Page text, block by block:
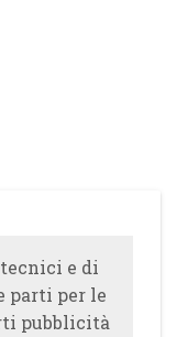
e di
parti per le
pubblicità